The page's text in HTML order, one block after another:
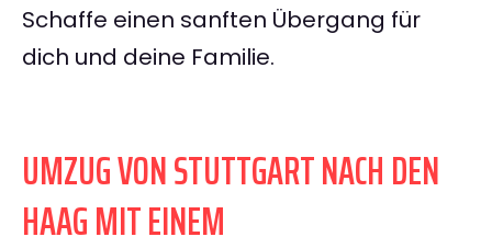
Schaffe einen sanften Übergang für
dich und deine Familie.
UMZUG VON STUTTGART NACH DEN
HAAG MIT EINEM